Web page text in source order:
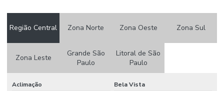
Etiquetas Adesivas
Etiquetas Adesivas 105 X 50mm
Etiquetas Adesivas Em Couche No Paraná
Etiquetas Adesivas Em Rolos
Etiquetas Adesivas Em Rolos De Diversas Medidas
Região Central Zona Norte Zona Oeste Zona Sul
Zona Leste
Grande São
Paulo
Litoral de São
Paulo
Aclimação Bela Vista